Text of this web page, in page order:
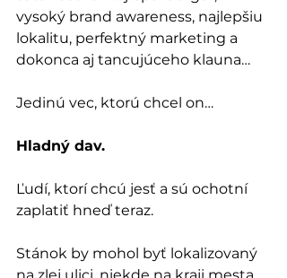
vysoký brand awareness, najlepšiu
lokalitu, perfektný marketing a
dokonca aj tancujúceho klauna…
Jedinú vec, ktorú chcel on…
Hladný dav.
Ľudí, ktorí chcú jesť a sú ochotní
zaplatiť hneď teraz.
Stánok by mohol byť lokalizovaný